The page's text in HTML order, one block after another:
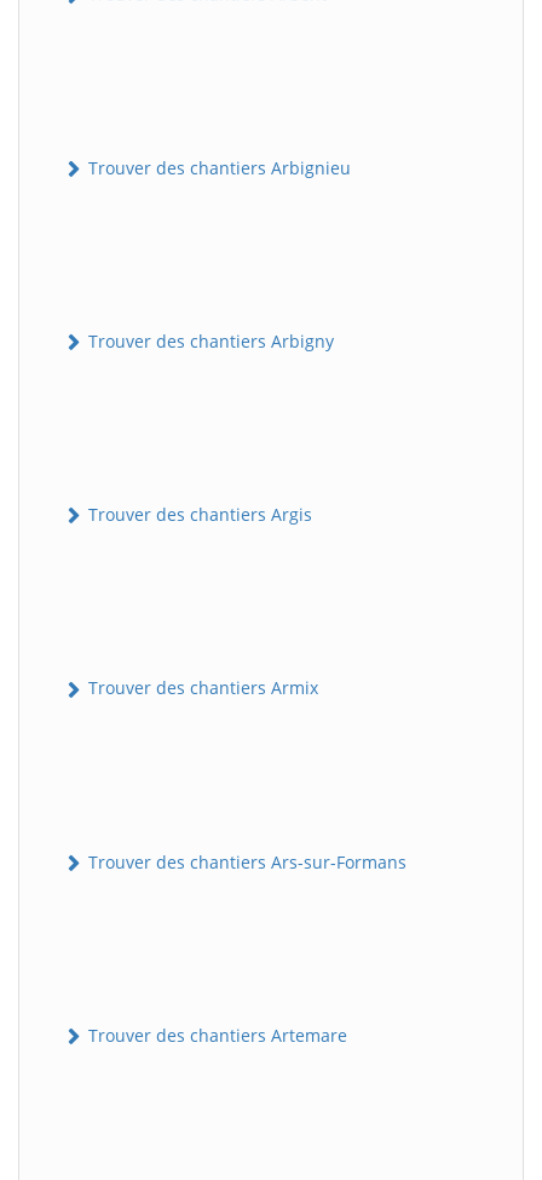
Trouver des chantiers Arbignieu
Trouver des chantiers Arbigny
Trouver des chantiers Argis
Trouver des chantiers Armix
Trouver des chantiers Ars-sur-Formans
Trouver des chantiers Artemare